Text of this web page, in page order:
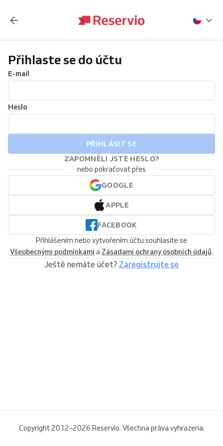
Přihlaste se do účtu
E-mail
Heslo
PŘIHLÁSIT SE
ZAPOMNĚLI JSTE HESLO?
nebo pokračovat přes
GOOGLE
APPLE
FACEBOOK
Přihlášením nebo vytvořením účtu souhlasíte se
Všeobecnými podmínkami a Zásadami ochrany osobních údajů.
Ještě nemáte účet? Zaregistrujte se
Copyright 2012–2026 Reservio. Všechna práva vyhrazena.